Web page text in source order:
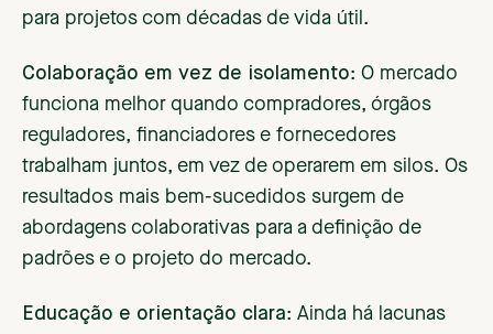
para projetos com décadas de vida útil.
Colaboração em vez de isolamento: O mercado
funciona melhor quando compradores, órgãos
reguladores, financiadores e fornecedores
trabalham juntos, em vez de operarem em silos. Os
resultados mais bem-sucedidos surgem de
abordagens colaborativas para a definição de
padrões e o projeto do mercado.
Educação e orientação clara: Ainda há lacunas